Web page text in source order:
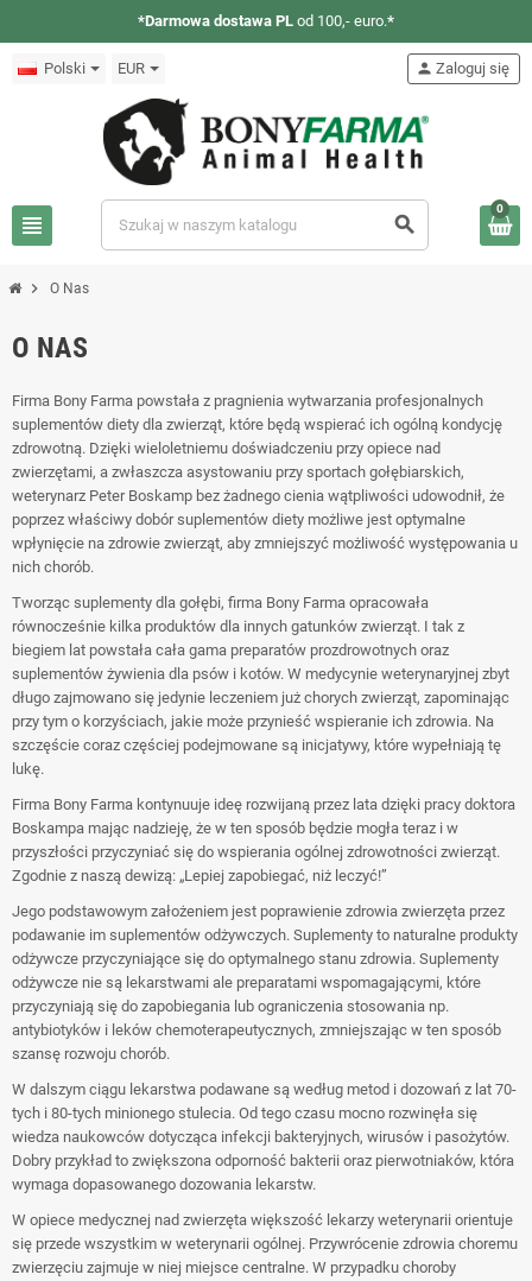
*Darmowa dostawa PL od 100,- euro.*
Polski EUR
view_headline search
person Zaloguj się
0
chevron_right O Nas
O NAS
Firma Bony Farma powstała z pragnienia wytwarzania profesjonalnych
suplementów diety dla zwierząt, które będą wspierać ich ogólną kondycję
zdrowotną. Dzięki wieloletniemu doświadczeniu przy opiece nad
zwierzętami, a zwłaszcza asystowaniu przy sportach gołębiarskich,
weterynarz Peter Boskamp bez żadnego cienia wątpliwości udowodnił, że
poprzez właściwy dobór suplementów diety możliwe jest optymalne
wpłynięcie na zdrowie zwierząt, aby zmniejszyć możliwość występowania u
nich chorób.
Tworząc suplementy dla gołębi, firma Bony Farma opracowała
równocześnie kilka produktów dla innych gatunków zwierząt. I tak z
biegiem lat powstała cała gama preparatów prozdrowotnych oraz
suplementów żywienia dla psów i kotów. W medycynie weterynaryjnej zbyt
długo zajmowano się jedynie leczeniem już chorych zwierząt, zapominając
przy tym o korzyściach, jakie może przynieść wspieranie ich zdrowia. Na
szczęście coraz częściej podejmowane są inicjatywy, które wypełniają tę
lukę.
Firma Bony Farma kontynuuje ideę rozwijaną przez lata dzięki pracy doktora
Boskampa mając nadzieję, że w ten sposób będzie mogła teraz i w
przyszłości przyczyniać się do wspierania ogólnej zdrowotności zwierząt.
Zgodnie z naszą dewizą: „Lepiej zapobiegać, niż leczyć!”
Jego podstawowym założeniem jest poprawienie zdrowia zwierzęta przez
podawanie im suplementów odżywczych. Suplementy to naturalne produkty
odżywcze przyczyniające się do optymalnego stanu zdrowia. Suplementy
odżywcze nie są lekarstwami ale preparatami wspomagającymi, które
przyczyniają się do zapobiegania lub ograniczenia stosowania np.
antybiotyków i leków chemoterapeutycznych, zmniejszając w ten sposób
szansę rozwoju chorób.
W dalszym ciągu lekarstwa podawane są według metod i dozowań z lat 70-
tych i 80-tych minionego stulecia. Od tego czasu mocno rozwinęła się
wiedza naukowców dotycząca infekcji bakteryjnych, wirusów i pasożytów.
Dobry przykład to zwiększona odporność bakterii oraz pierwotniaków, która
wymaga dopasowanego dozowania lekarstw.
W opiece medycznej nad zwierzęta większość lekarzy weterynarii orientuje
się przede wszystkim w weterynarii ogólnej. Przywrócenie zdrowia choremu
zwierzęciu zajmuje w niej miejsce centralne. W przypadku choroby